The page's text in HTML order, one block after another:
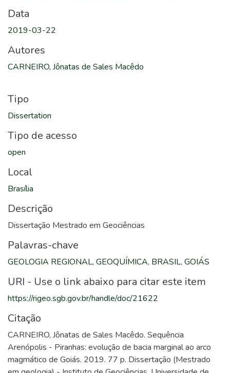
Data
2019-03-22
Autores
CARNEIRO, Jônatas de Sales Macêdo
Tipo
Dissertation
Tipo de acesso
open
Local
Brasília
Descrição
Dissertação Mestrado em Geociências
Palavras-chave
GEOLOGIA REGIONAL, GEOQUÍMICA, BRASIL, GOIÁS
URI - Use o link abaixo para citar este item
https://rigeo.sgb.gov.br/handle/doc/21622
Citação
CARNEIRO, Jônatas de Sales Macêdo. Sequência
Arenópolis - Piranhas: evolução de bacia marginal ao arco
magmático de Goiás. 2019. 77 p. Dissertação (Mestrado